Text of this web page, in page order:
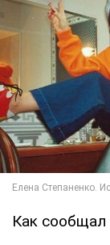
Как сообщал